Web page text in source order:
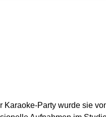
Karaoke-Party wurde sie